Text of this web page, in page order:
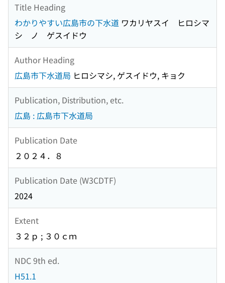
Title Heading
わかりやすい広島市の下水道 ワカリヤスイ ヒロシマ
シ ノ ゲスイドウ
Author Heading
広島市下水道局 ヒロシマシ, ゲスイドウ, キョク
Publication, Distribution, etc.
広島 : 広島市下水道局
Publication Date
２０２４．８
Publication Date (W3CDTF)
2024
Extent
３２ｐ ; ３０ｃｍ
NDC 9th ed.
H51.1